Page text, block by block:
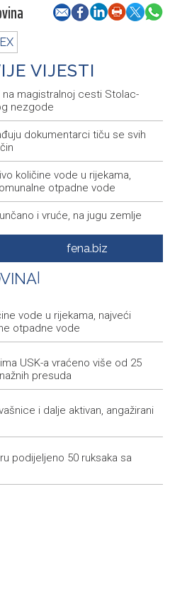
VIJESTI
na magistralnoj cesti Stolac-
nezgode
dokumentarci tiču se svih
količine vode u rijekama,
otpadne vode
i vruće, na jugu zemlje
sezone nogometne WWin lige
USK-a vraćeno više od
presuda
i Irmom Husić u Ključu
i Živašnice i dalje aktivan,
Meke nije usmjeren ni protiv
zemlje
plan izgradnje plesne
fena.biz
vode u rijekama, najveći
otpadne vode
USK-a vraćeno više od 25
presuda
i dalje aktivan, angažirani
podijeljeno 50 ruksaka sa